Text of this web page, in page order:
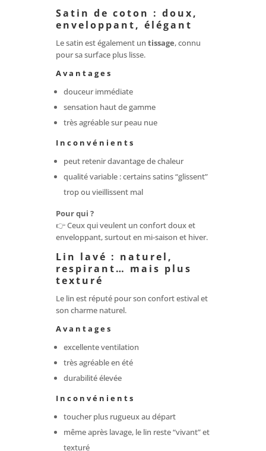
Satin de coton : doux,
enveloppant, élégant
Le satin est également untissage, connu
pour sa surface plus lisse.
Avantages
douceur immédiate
sensation haut de gamme
très agréable sur peau nue
Inconvénients
peut retenir davantage de chaleur
qualité variable : certains satins “glissent”
trop ou vieillissent mal
Pour qui ?
👉 Ceux qui veulent un confort doux et
enveloppant, surtout en mi-saison et hiver.
Lin lavé : naturel,
respirant… mais plus
texturé
Le lin est réputé pour son confort estival et
son charme naturel.
Avantages
excellente ventilation
très agréable en été
durabilité élevée
Inconvénients
toucher plus rugueux au départ
même après lavage, le lin reste “vivant” et
texturé